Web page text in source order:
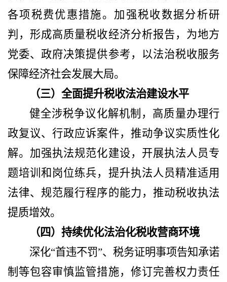
各项税费优惠措施。加强税收数据分析研
判，形成高质量税收经济分析报告，为地方
党委、政府决策提供参考，以法治税收服务
保障经济社会发展大局。
（三）全面提升税收法治建设水平
健全涉税争议化解机制，高质量办理行
政复议、行政应诉案件，推动争议实质性化
解。加强执法规范化建设，开展执法人员专
题培训和岗位练兵，提升执法人员精准适用
法律、规范履行程序的能力，推动税收执法
提质增效。
（四）持续优化法治化税收营商环境
深化“首违不罚”、税务证明事项告知承诺
制等包容审慎监管措施，修订完善权力责任